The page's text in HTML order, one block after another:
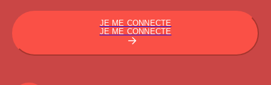
JE ME CONNECTE
JE ME CONNECTE